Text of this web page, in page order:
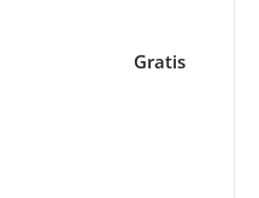
Gratis